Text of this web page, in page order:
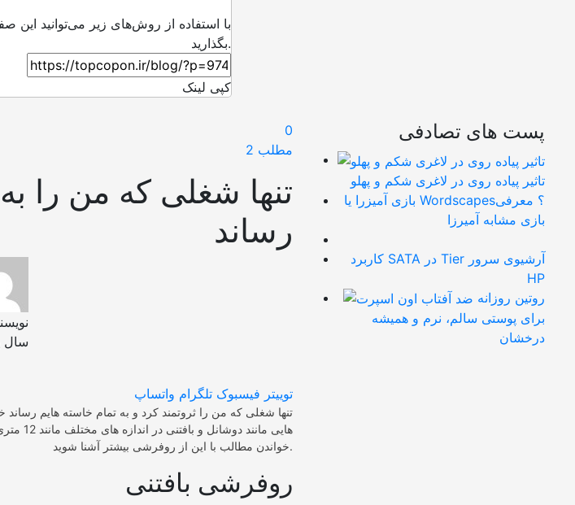
با استفاده از روش‌های زیر می‌توانید این
بگذارید.
کپی لینک
0
مطلب 2
تنها شغلی که من را
رساند
4
توییتر فیسبوک تلگرام واتساپ
تنها شغلی که من را ثروتمند کرد و به تمام خاسته هایم
هایی
خواندن مطالب با این از روفرشی بیشتر آشنا شوید.
روفرشی بافتنی
پست های تصادفی
تاثیر پیاده روی در لاغری شکم و پهلو
بازی آمیزرا یا Wordscapes؟ معرفی
بازی مشابه آمیرزا
کاربرد SATA در Tier آرشیوی سرور
HP
روتین روزانه
برای پوستی سالم، نرم و همیشه
درخشان